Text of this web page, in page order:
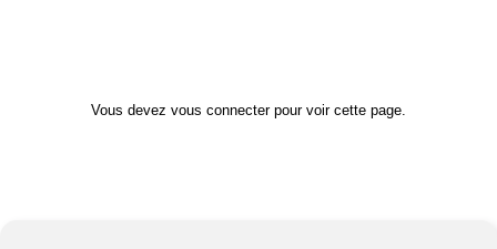
Vous devez vous connecter pour voir cette page.